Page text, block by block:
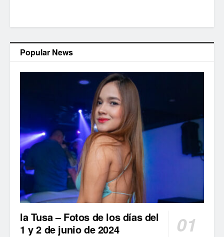
Popular News
la Tusa – Fotos de los días del
1 y 2 de junio de 2024